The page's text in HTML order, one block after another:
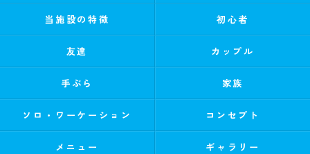
当施設の特徴 初心者
友達 カップル
手ぶら 家族
ソロ・ワーケーション コンセプト
メニュー ギャラリー